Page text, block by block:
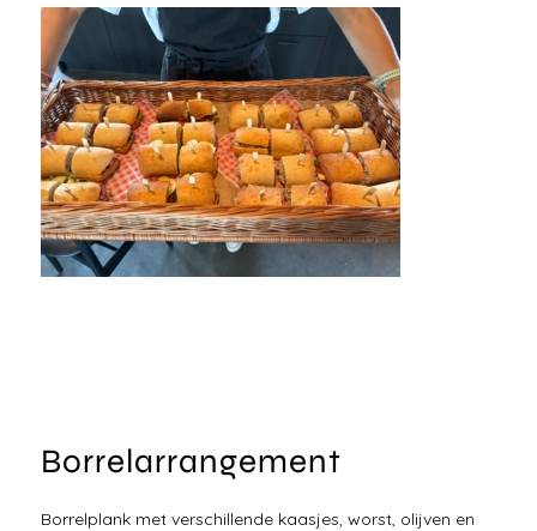
Borrelarrangement
Borrelplank met verschillende kaasjes, worst, olijven en